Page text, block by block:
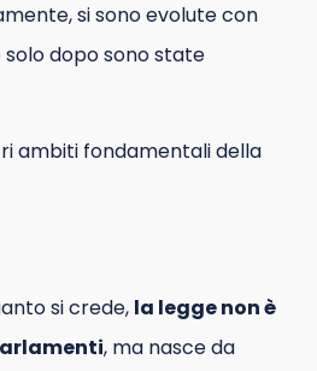
si sono evolute con
solo dopo sono state
ambiti fondamentali della
si crede, la legge non è
, ma nasce da